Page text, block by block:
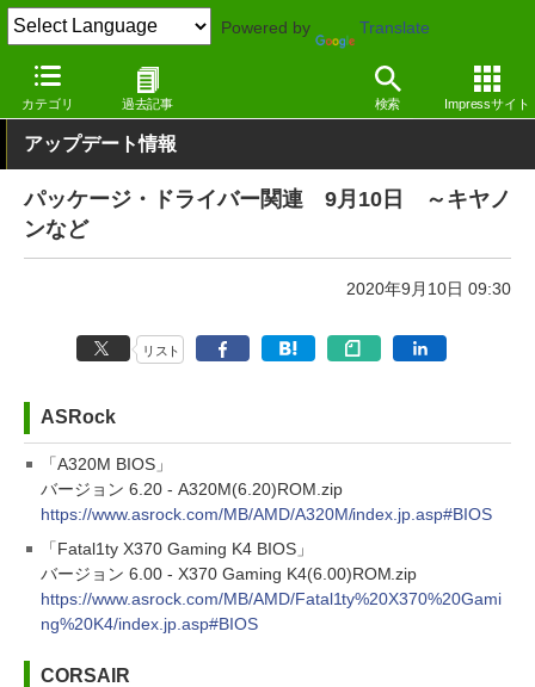
Powered by Translate
カテゴリ 過去記事 検索 Impressサイト
窓の杜 その他の話題 アップデート
アップデート情報
パッケージ・ドライバー関連 9月10日 ～キヤノ
ンなど
2020年9月10日 09:30
リスト
ASRock
「A320M BIOS」
バージョン 6.20 - A320M(6.20)ROM.zip
https://www.asrock.com/MB/AMD/A320M/index.jp.asp#BIOS
「Fatal1ty X370 Gaming K4 BIOS」
バージョン 6.00 - X370 Gaming K4(6.00)ROM.zip
https://www.asrock.com/MB/AMD/Fatal1ty%20X370%20Gami
ng%20K4/index.jp.asp#BIOS
CORSAIR